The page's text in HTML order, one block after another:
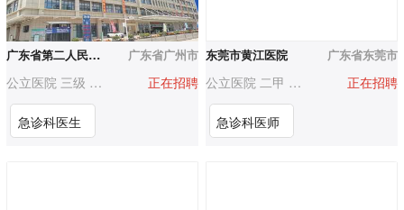
广东省第二人民医院增城医院（广东省水电医院） 广东省广州市
公立医院 三级 500-1000人正在招聘
急诊科医生
东莞市黄江医院 广东省东莞市
公立医院 二甲 500-1000人正在招聘
急诊科医师